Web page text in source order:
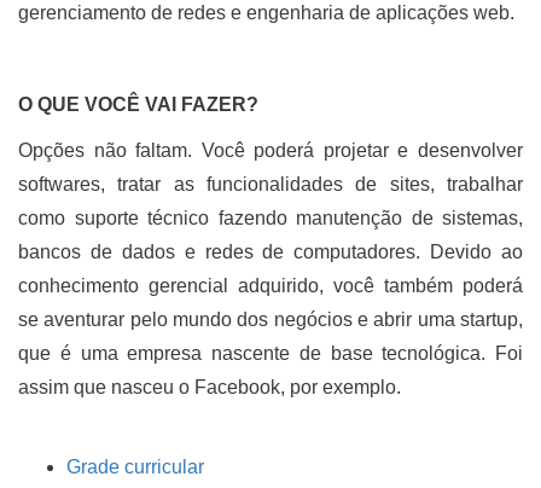
gerenciamento de redes e engenharia de aplicações web.
O QUE VOCÊ VAI FAZER?
Opções não faltam. Você poderá projetar e desenvolver
softwares, tratar as funcionalidades de sites, trabalhar
como suporte técnico fazendo manutenção de sistemas,
bancos de dados e redes de computadores. Devido ao
conhecimento gerencial adquirido, você também poderá
se aventurar pelo mundo dos negócios e abrir uma startup,
que é uma empresa nascente de base tecnológica. Foi
assim que nasceu o Facebook, por exemplo.
Grade curricular